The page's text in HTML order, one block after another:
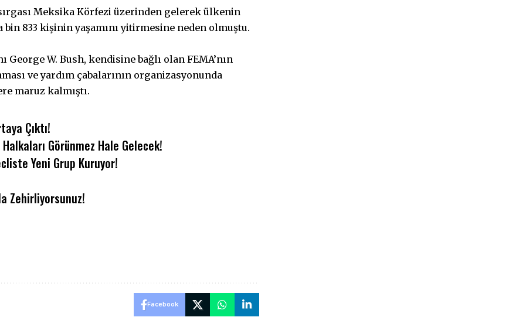
Meksika Körfezi üzerinden gelerek ülkenin
bin 833 kişinin yaşamını yitirmesine neden olmuştu.
W. Bush, kendisine bağlı olan FEMA’nın
ve yardım çabalarının organizasyonunda
maruz kalmıştı.
Çıktı!
Görünmez Hale Gelecek!
Yeni Grup Kuruyor!
Zehirliyorsunuz!
Facebook